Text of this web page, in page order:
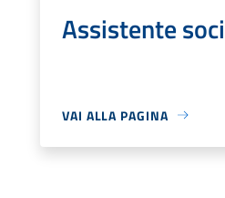
Assistente
VAI ALLA PAGINA